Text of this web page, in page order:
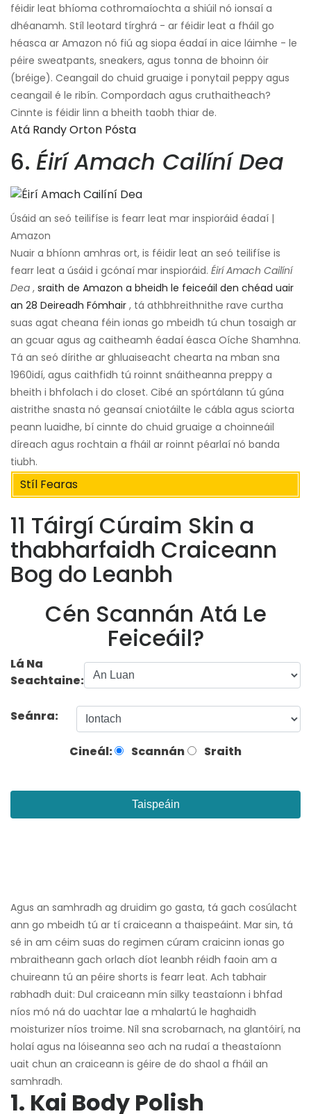
féidir leat bhíoma cothromaíochta a shiúil nó ionsaí a
dhéanamh. Stíl leotard tírghrá - ar féidir leat a fháil go
héasca ar Amazon nó fiú ag siopa éadaí in aice láimhe - le
péire sweatpants, sneakers, agus tonna de bhoinn óir
(bréige). Ceangail do chuid gruaige i ponytail peppy agus
ceangail é le ribín. Compordach agus cruthaitheach?
Cinnte is féidir linn a bheith taobh thiar de.
Atá Randy Orton Pósta
6. Éirí Amach Cailíní Dea
Úsáid an seó teilifíse is fearr leat mar inspioráid éadaí |
Amazon
Nuair a bhíonn amhras ort, is féidir leat an seó teilifíse is
fearr leat a úsáid i gcónaí mar inspioráid. Éirí Amach Cailíní
Dea , sraith de Amazon a bheidh le feiceáil den chéad uair
an 28 Deireadh Fómhair , tá athbhreithnithe rave curtha
suas agat cheana féin ionas go mbeidh tú chun tosaigh ar
an gcuar agus ag caitheamh éadaí éasca Oíche Shamhna.
Tá an seó dírithe ar ghluaiseacht chearta na mban sna
1960idí, agus caithfidh tú roinnt snáitheanna preppy a
bheith i bhfolach i do closet. Cibé an spórtálann tú gúna
aistrithe snasta nó geansaí cniotáilte le cábla agus sciorta
peann luaidhe, bí cinnte do chuid gruaige a choinneáil
díreach agus rochtain a fháil ar roinnt péarlaí nó banda
tiubh.
Stíl Fearas
11 Táirgí Cúraim Skin a
thabharfaidh Craiceann
Bog do Leanbh
Cén Scannán Atá Le
Feiceáil?
Lá Na
Seachtaine:
Seánra:
Cineál: Scannán Sraith
Taispeáin
Agus an samhradh ag druidim go gasta, tá gach cosúlacht
ann go mbeidh tú ar tí craiceann a thaispeáint. Mar sin, tá
sé in am céim suas do regimen cúram craicinn ionas go
mbraitheann gach orlach díot leanbh réidh faoin am a
chuireann tú an péire shorts is fearr leat. Ach tabhair
rabhadh duit: Dul craiceann mín silky teastaíonn i bhfad
níos mó ná do uachtar lae a mhalartú le haghaidh
moisturizer níos troime. Níl sna scrobarnach, na glantóirí, na
holaí agus na lóiseanna seo ach na rudaí a theastaíonn
uait chun an craiceann is géire de do shaol a fháil an
samhradh.
1. Kai Body Polish